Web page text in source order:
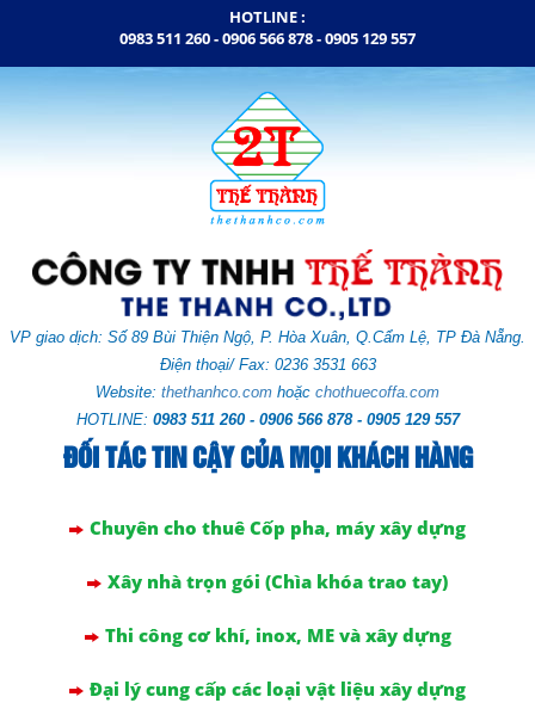
HOTLINE :
0983 511 260 - 0906 566 878 -0905 129 557
VP giao dịch: Số 89 Bùi Thiện Ngộ, P. Hòa Xuân, Q.Cẩm Lệ, TP Đà Nẵng.
Điện thoại/ Fax: 0236 3531 663
Website: thethanhco.com hoặc chothuecoffa.com
HOTLINE: 0983 511 260 - 0906 566 878 - 0905 129 557
ĐỐI TÁC TIN CẬY CỦA MỌI KHÁCH HÀNG
Chuyên cho thuê Cốp pha, máy xây dựng
Xây nhà trọn gói (Chìa khóa trao tay)
Thi công cơ khí, inox, ME và xây dựng
Đại lý cung cấp các loại vật liệu xây dựng